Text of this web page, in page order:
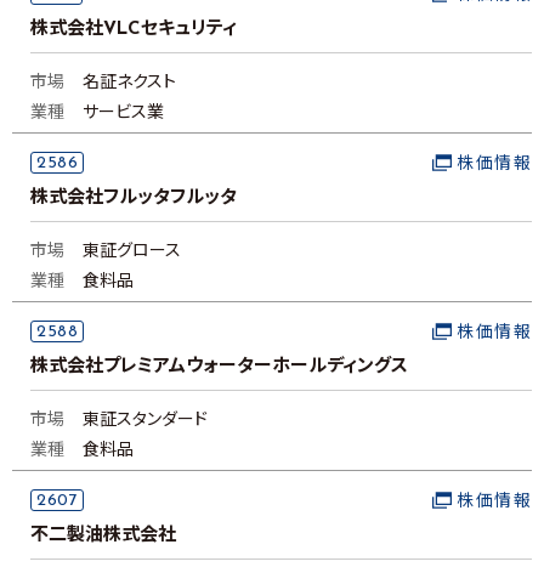
株式会社VLCセキュリティ
市場
名証ネクスト
業種
サービス業
2586
株式会社フルッタフルッタ
株価情報
市場
東証グロース
業種
食料品
2588
株式会社プレミアムウォーターホールディングス
株価情報
市場
東証スタンダード
業種
食料品
2607
不二製油株式会社
株価情報